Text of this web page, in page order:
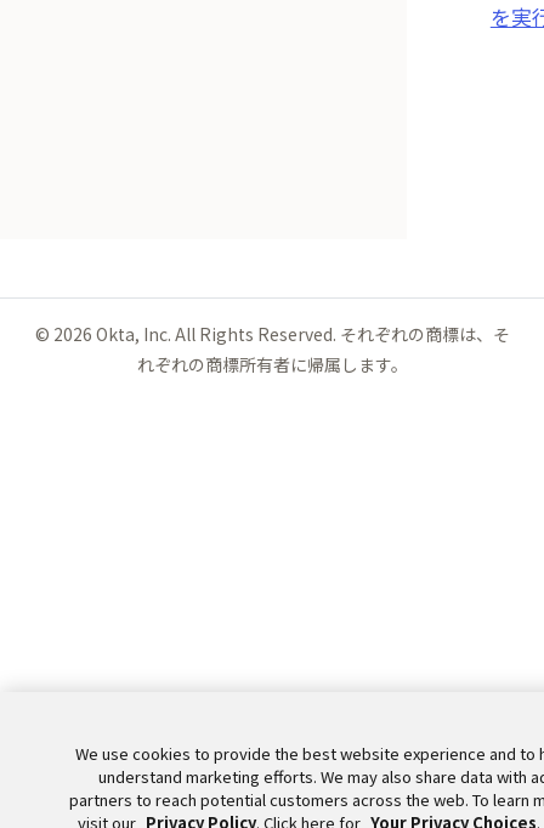
を実
© 2026 Okta, Inc. All Rights Reserved. それぞれの商標は、そ
れぞれの商標所有者に帰属します。
We use cookies to provide the best website experience and to
understand marketing efforts. We may also share data with
partners to reach potential customers across the web. To learn
visit our Privacy Policy. Click here for Your Privacy Choices